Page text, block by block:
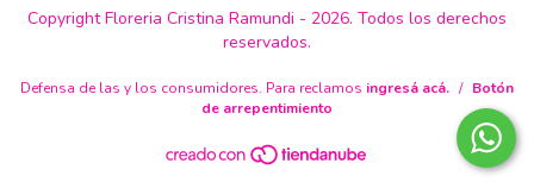
Copyright Floreria Cristina Ramundi - 2026. Todos los derechos
reservados.
Defensa de las y los consumidores. Para reclamos ingresá acá. / Botón
de arrepentimiento